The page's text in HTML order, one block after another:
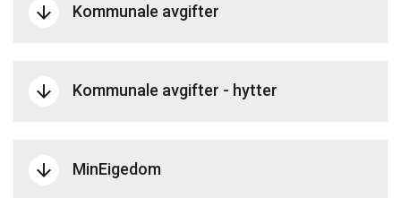
arrow_downward Kommunale avgifter
arrow_downward Kommunale avgifter - hytter
arrow_downward MinEigedom